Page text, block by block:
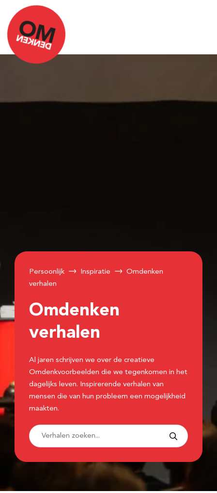
Persoonlijk Inspiratie
Omdenken
verhalen
Omdenken
verhalen
Al jaren schrijven we over de creatieve
Omdenkvoorbeelden die we tegenkomen in het
dagelijks leven. Inspirerende verhalen van
mensen die van hun probleem een mogelijkheid
maakten.